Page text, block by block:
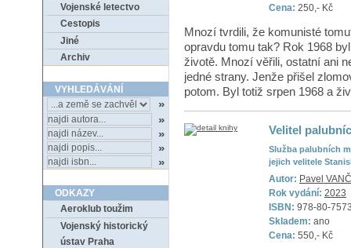
Vojenské letectvo
Cestopis
Jiné
Archiv
VYHLEDÁVÁNÍ
ODKAZY
Aeroklub toužim
Vojenský historický
ústav Praha
Cena: 250,- Kč
Mnozí tvrdili, že komunisté
opravdu tomu tak? Rok 1968
životě. Mnozí věřili, ostatní ani
jedné strany. Jenže přišel
potom. Byl totiž srpen 1968 a
Velitel
Služba palubních
jejich velitele
Autor: Pavel
Rok vydání: 2023
ISBN: 978-80-
Skladem: ano
Cena: 550,- Kč